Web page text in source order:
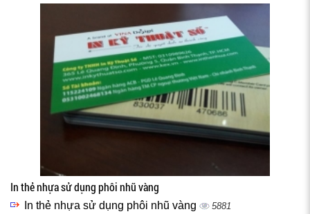
In thẻ nhựa sử dụng phôi nhũ vàng
In thẻ nhựa sử dụng phôi nhũ vàng 5881